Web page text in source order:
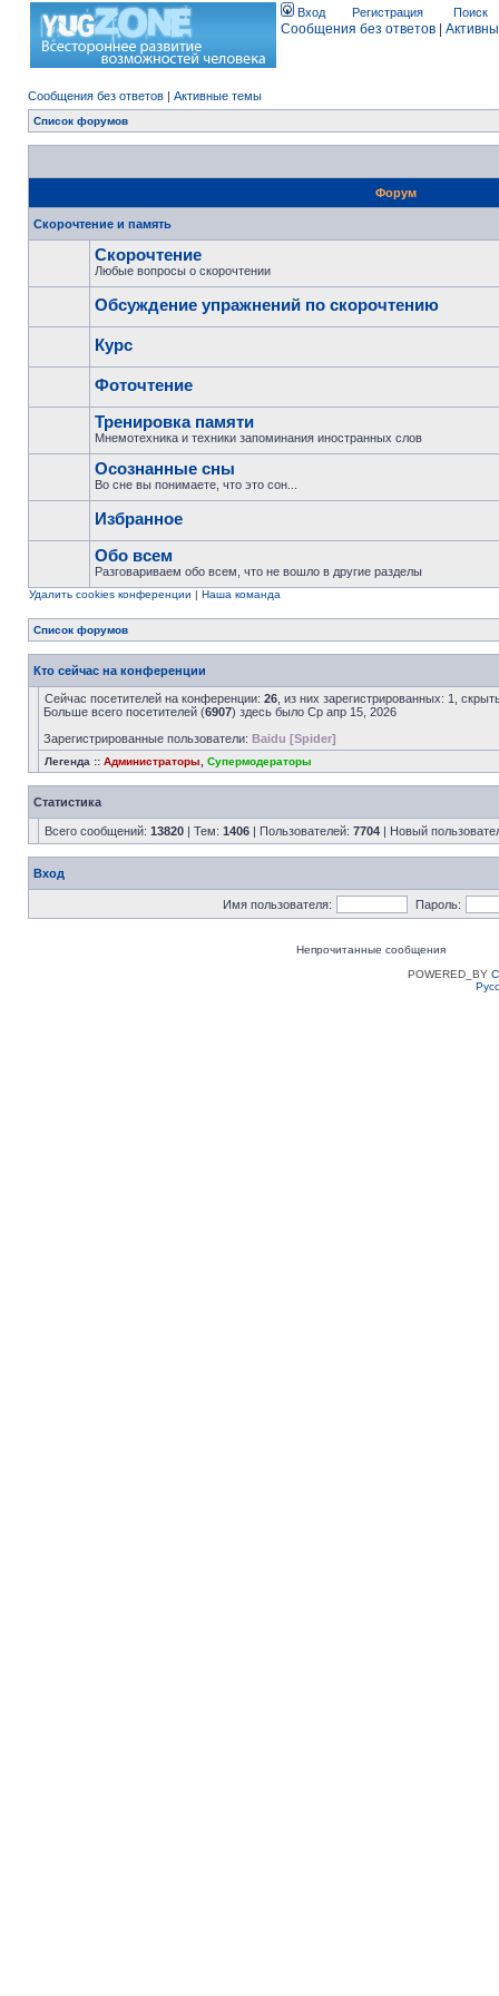
Вход Регистрация Поиск
Сообщения без ответов
Сообщения без ответов | Активные темы
Список форумов
Форум
Скорочтение и память
Скорочтение
Любые вопросы о скорочтении
Обсуждение упражнений по скорочтению
Курс
Фоточтение
Тренировка памяти
Мнемотехника и техники запоминания иностранных слов
Осознанные сны
Во сне вы понимаете, что это сон...
Избранное
Обо всем
Разговариваем обо всем, что не вошло в другие разделы
Удалить cookies конференции | Наша команда
Список форумов
Кто сейчас на конференции
Сейчас посетителей на конференции: 26 , из них зарегистрированных: 1,
Больше всего посетителей (6907) здесь было Ср апр 15, 2026
Зарегистрированные пользователи: Baidu [Spider]
Легенда :: Администраторы Супермодераторы
Статистика
Всего сообщений: 13820 | Тем: 1406 | Пользователей: 7704 | Новый
Вход
Имя пользователя: Пароль:
Непрочитанные сообщения
POWERED_BY